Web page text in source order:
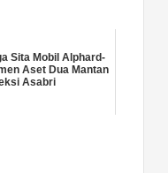
Sita Mobil Alphard-
Aset Dua Mantan
Asabri